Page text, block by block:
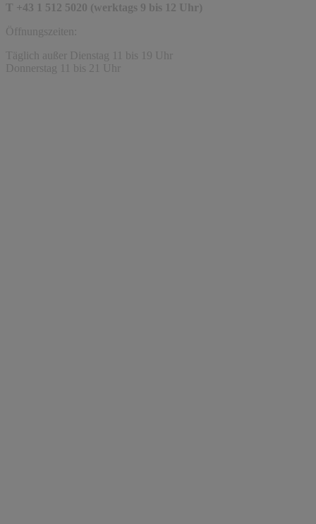
T +43 1 512 5020 (werktags 9 bis 12 Uhr)
Öffnungszeiten:
Täglich außer Dienstag 11 bis 19 Uhr
Donnerstag 11 bis 21 Uhr